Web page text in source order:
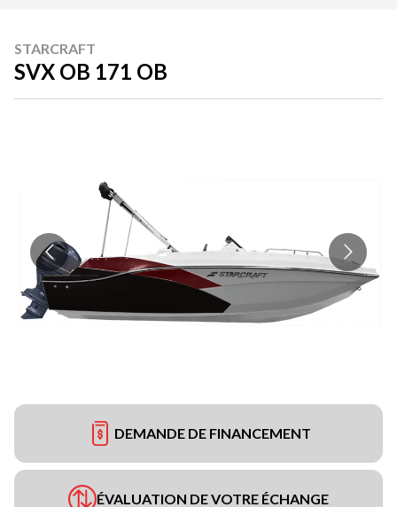
STARCRAFT
SVX OB 171 OB
DEMANDE DE FINANCEMENT
ÉVALUATION DE VOTRE ÉCHANGE